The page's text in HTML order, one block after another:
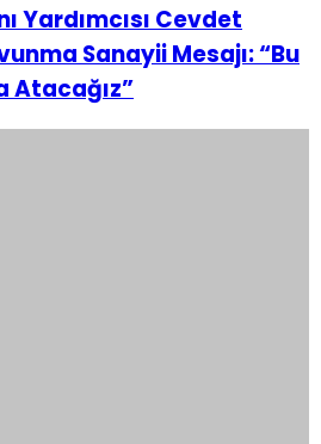
Yardımcısı Cevdet
Sanayii Mesajı: “Bu
Atacağız”